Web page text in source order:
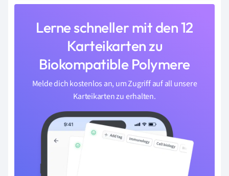
Lerne schneller mit den 12
Karteikarten zu
Biokompatible Polymere
Melde dich kostenlos an, um Zugriff auf all unsere
Karteikarten zu erhalten.